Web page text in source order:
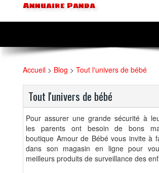
Annuaire Panda
Accueil > Blog > Tout l'univers de bébé
Tout l'univers de bébé
Pour assurer une grande sécurité à
les parents ont besoin de bons
boutique Amour de Bébé vous invite à
dans son magasin en ligne pour
meilleurs produits de surveillance des